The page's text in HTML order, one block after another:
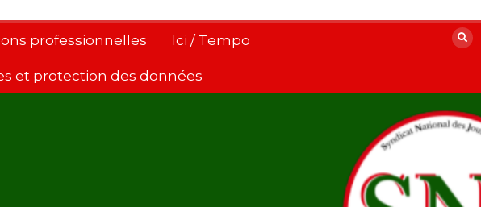
professionnelles Ici / Tempo
et protection des données